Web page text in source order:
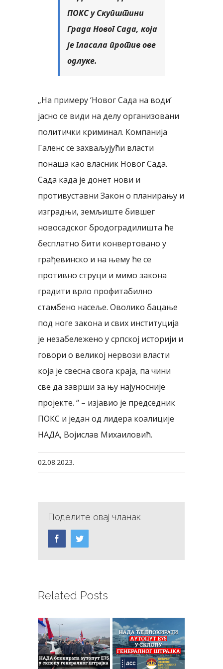
ПОКС у Скупштини
Града Новог Сада, која
је гласала против ове
одлуке.
„На примеру ‘Новог Сада на води’
јасно се види на делу организовани
политички криминал. Компанија
Галенс се захваљујући власти
понаша као власник Новог Сада.
Сада када је донет нови и
противуставни Закон о планирању и
изградњи, земљиште бившег
новосадског бродоградилишта ће
бесплатно бити конвертовано у
грађевинско и на њему ће се
противно струци и мимо закона
градити врло профитабилно
стамбено насеље. Оволико бацање
под ноге закона и свих институција
је незабележено у српској историји и
говори о великој нервози власти
која је свесна свога краја, па чини
све да заврши за њу најуносније
пројекте. “ – изјавио је председник
ПОКС и један од лидера коалиције
НАДА, Војислав Михаиловић.
02.08.2023.
Поделите овај чланак
FacebookTwitter
Related Posts